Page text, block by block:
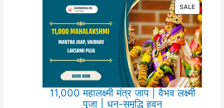
SALE
ON
SALE
11,000 महालक्ष्मी मंत्र जाप | वैभव लक्ष्मी
पूजा | धन-समृद्धि हवन